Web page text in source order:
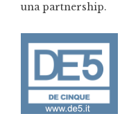
una partnership.